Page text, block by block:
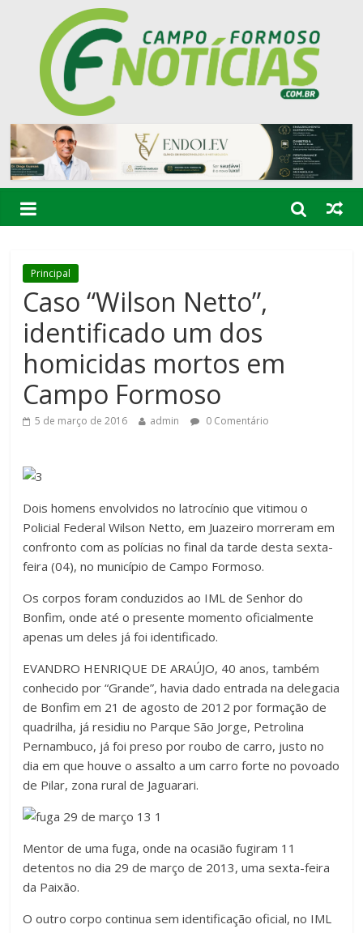
Principal
Caso “Wilson Netto”,
identificado um dos
homicidas mortos em
Campo Formoso
5 de março de 2016 admin 0 Comentário
Dois homens envolvidos no latrocínio que vitimou o
Policial Federal Wilson Netto, em Juazeiro morreram em
confronto com as polícias no final da tarde desta sexta-
feira (04), no município de Campo Formoso.
Os corpos foram conduzidos ao IML de Senhor do
Bonfim, onde até o presente momento oficialmente
apenas um deles já foi identificado.
EVANDRO HENRIQUE DE ARAÚJO, 40 anos, também
conhecido por “Grande”, havia dado entrada na delegacia
de Bonfim em 21 de agosto de 2012 por formação de
quadrilha, já residiu no Parque São Jorge, Petrolina
Pernambuco, já foi preso por roubo de carro, justo no
dia em que houve o assalto a um carro forte no povoado
de Pilar, zona rural de Jaguarari.
Mentor de uma fuga, onde na ocasião fugiram 11
detentos no dia 29 de março de 2013, uma sexta-feira
da Paixão.
O outro corpo continua sem identificação oficial, no IML